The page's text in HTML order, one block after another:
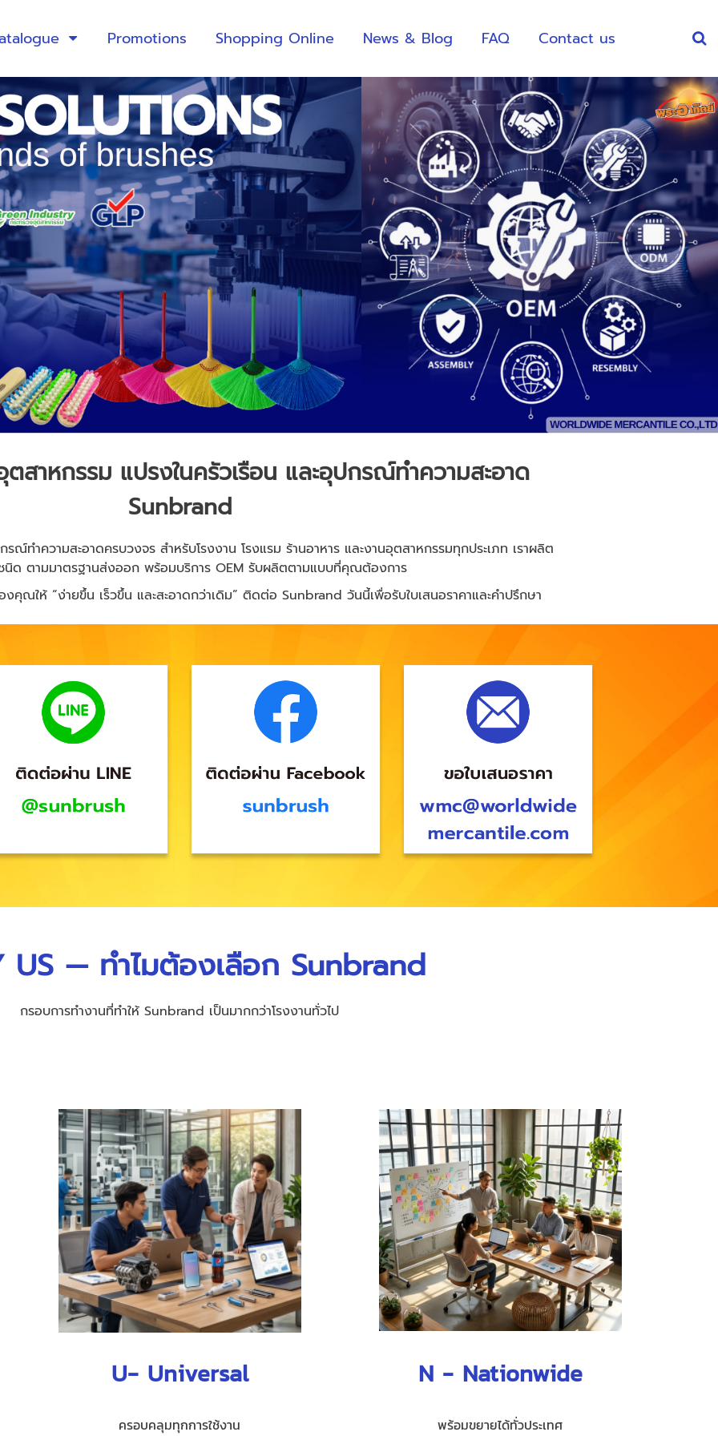
Promotions Shopping Online News & Blog FAQ Contact us
สาหกรรม แปรงในครัวเรือน และอุปกรณ์ทำความสะอาด
Sunbrand
รณ์ทำความสะอาดครบวงจร สำหรับโรงงาน โรงแรม ร้านอาหาร และงานอุตสาหกรรมทุกประเภท เราผลิต
นิด ตามมาตรฐานส่งออก พร้อมบริการ OEM รับผลิตตามแบบที่คุณต้องการ
คุณให้ “ง่ายขึ้น เร็วขึ้น และสะอาดกว่าเดิม” ติดต่อ Sunbrand วันนี้เพื่อรับใบเสนอราคาและคำปรึกษา
US — ทำไมต้องเลือก Sunbrand
กรอบการทำงานที่ทำให้ Sunbrand เป็นมากกว่าโรงงานทั่วไป
U- Universal
ครอบคลุมทุกการใช้งาน
N - Nationwide
พร้อมขยายได้ทั่วประเทศ